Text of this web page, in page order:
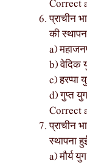
Correct
प्राचीन
की
a)
b) वेदिक
c) हरप्पा
d) गुप्त युग
Correct
प्राचीन
स्थापना
a) मौर्य युग